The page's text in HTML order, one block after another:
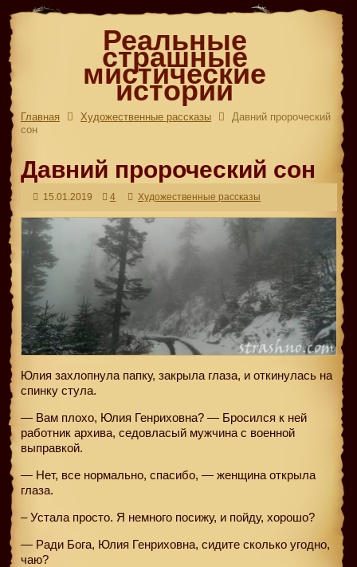
Реальные
страшные
мистические
истории
Главная Художественные рассказы
Давний пророческий
сон
Давний пророческий сон
15.01.2019 4 Художественные рассказы
Юлия захлопнула папку, закрыла глаза, и откинулась на
спинку стула.
— Вам плохо, Юлия Генриховна? — Бросился к ней
работник архива, седовласый мужчина с военной
выправкой.
— Нет, все нормально, спасибо, — женщина открыла
глаза.
– Устала просто. Я немного посижу, и пойду, хорошо?
— Ради Бога, Юлия Генриховна, сидите сколько угодно,
чаю?